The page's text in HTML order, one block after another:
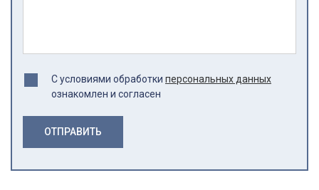
С условиями обработки персональных данных
ознакомлен и согласен
ОТПРАВИТЬ